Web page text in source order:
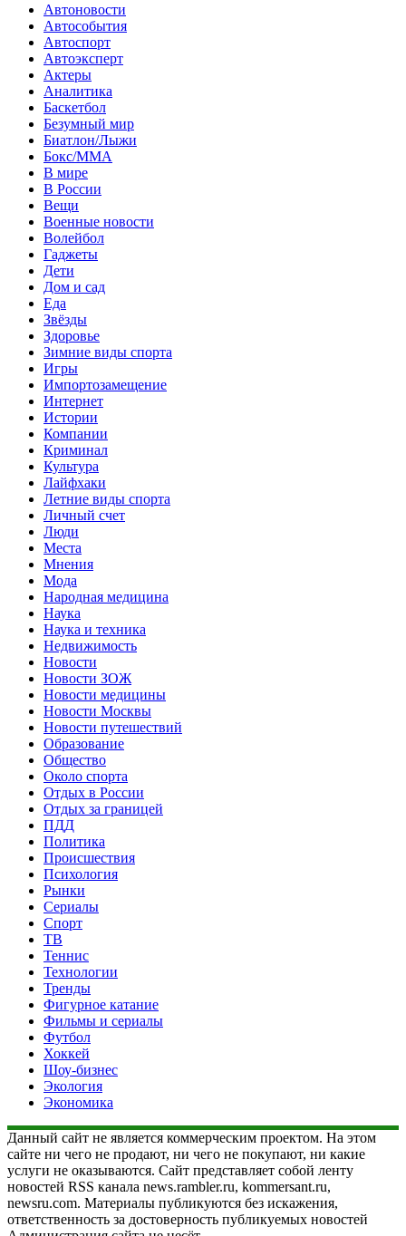
Автоновости
Автособытия
Автоспорт
Автоэксперт
Актеры
Аналитика
Баскетбол
Безумный мир
Биатлон/Лыжи
Бокс/MMA
В мире
В России
Вещи
Военные новости
Волейбол
Гаджеты
Дети
Дом и сад
Еда
Звёзды
Здоровье
Зимние виды спорта
Игры
Импортозамещение
Интернет
Истории
Компании
Криминал
Культура
Лайфхаки
Летние виды спорта
Личный счет
Люди
Места
Мнения
Мода
Народная медицина
Наука
Наука и техника
Недвижимость
Новости
Новости ЗОЖ
Новости медицины
Новости Москвы
Новости путешествий
Образование
Общество
Около спорта
Отдых в России
Отдых за границей
ПДД
Политика
Происшествия
Психология
Рынки
Сериалы
Спорт
ТВ
Теннис
Технологии
Тренды
Фигурное катание
Фильмы и сериалы
Футбол
Хоккей
Шоу-бизнес
Экология
Экономика
Данный сайт не является коммерческим проектом. На этом
сайте ни чего не продают, ни чего не покупают, ни какие
услуги не оказываются. Сайт представляет собой ленту
новостей RSS канала news.rambler.ru, kommersant.ru,
newsru.com. Материалы публикуются без искажения,
ответственность за достоверность публикуемых новостей